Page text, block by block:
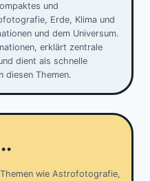
und
Erde, Klima und
und dem Universum.
erklärt zentrale
dient als schnelle
diesen Themen.
wie Astrofotografie,